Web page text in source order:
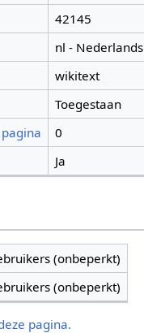
42145
nl - Nederlands
wikitext
Toegestaan
0
Ja
(onbeperkt)
(onbeperkt)
pagina.